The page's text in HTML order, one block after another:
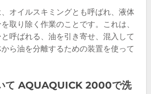
オイルスキミングとも呼ばれ、液体
取り除く作業のことです。これは、
呼ばれる、油を引き寄せ、混入して
ら油を分離するための装置を使って
て AQUAQUICK 2000で洗